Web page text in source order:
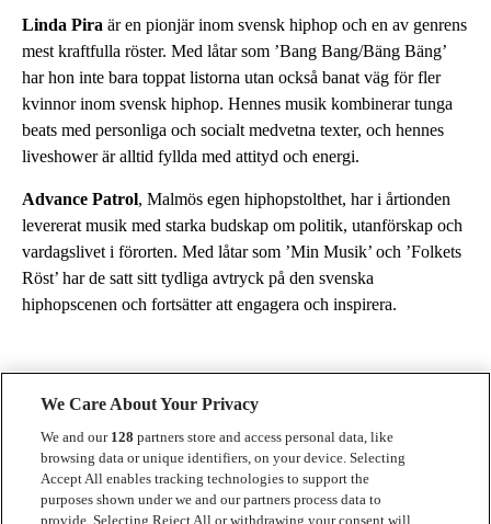
Linda Pira är en pionjär inom svensk hiphop och en av genrens
mest kraftfulla röster. Med låtar som ’Bang Bang/Bäng Bäng’
har hon inte bara toppat listorna utan också banat väg för fler
kvinnor inom svensk hiphop. Hennes musik kombinerar tunga
beats med personliga och socialt medvetna texter, och hennes
liveshower är alltid fyllda med attityd och energi.
Advance Patrol, Malmös egen hiphopstolthet, har i årtionden
levererat musik med starka budskap om politik, utanförskap och
vardagslivet i förorten. Med låtar som ’Min Musik’ och ’Folkets
Röst’ har de satt sitt tydliga avtryck på den svenska
hiphopscenen och fortsätter att engagera och inspirera.
Kontakt
We Care About Your Privacy
We and our 128 partners store and access personal data, like
browsing data or unique identifiers, on your device. Selecting
Accept All enables tracking technologies to support the
purposes shown under we and our partners process data to
provide. Selecting Reject All or withdrawing your consent will